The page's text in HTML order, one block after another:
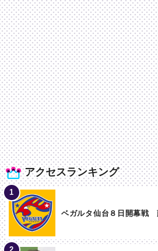
アクセスランキング
ベガルタ仙台８日開幕戦